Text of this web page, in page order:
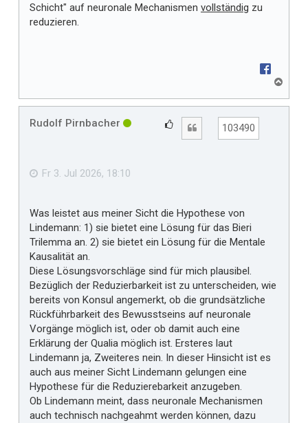
Schicht" auf neuronale Mechanismen vollständig zu
reduzieren.
c
Rudolf Pirnbacher
t
m
i
103490
Fr 3. Jul 2026, 18:10
Was leistet aus meiner Sicht die Hypothese von
Lindemann: 1) sie bietet eine Lösung für das Bieri
Trilemma an. 2) sie bietet ein Lösung für die Mentale
Kausalität an.
Diese Lösungsvorschläge sind für mich plausibel.
Bezüglich der Reduzierbarkeit ist zu unterscheiden, wie
bereits von Konsul angemerkt, ob die grundsätzliche
Rückführbarkeit des Bewusstseins auf neuronale
Vorgänge möglich ist, oder ob damit auch eine
Erklärung der Qualia möglich ist. Ersteres laut
Lindemann ja, Zweiteres nein. In dieser Hinsicht ist es
auch aus meiner Sicht Lindemann gelungen eine
Hypothese für die Reduzierebarkeit anzugeben.
Ob Lindemann meint, dass neuronale Mechanismen
auch technisch nachgeahmt werden können, dazu